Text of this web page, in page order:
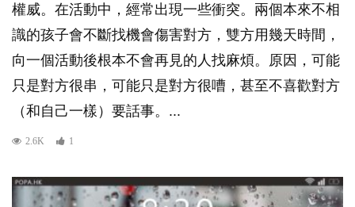
權威。在活動中，經常出現一些衝突。兩個本來不相
識的孩子會不斷找機會傷害對方，雙方用幾天時間，
向一個活動後根本不會再見的人找麻煩。原因，可能
只是對方很串，可能只是對方很嘈，甚至不喜歡對方
（和自己一樣）要話事。...
2.6K 1